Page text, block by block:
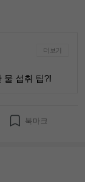
더보기
물 섭취 팁?!
북마크